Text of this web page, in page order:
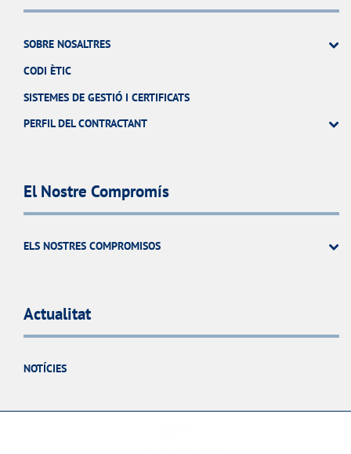
SOBRE NOSALTRES
CODI ÈTIC
SISTEMES DE GESTIÓ I CERTIFICATS
PERFIL DEL CONTRACTANT
El Nostre Compromís
ELS NOSTRES COMPROMISOS
Actualitat
NOTÍCIES